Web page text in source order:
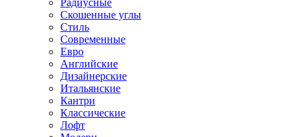
Радиусные
Скошенные углы
Стиль
Современные
Евро
Английские
Дизайнерские
Итальянские
Кантри
Классические
Лофт